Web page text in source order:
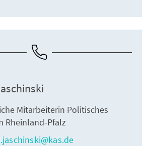
Mitarbeiterin Politisches
Rheinland-Pfalz